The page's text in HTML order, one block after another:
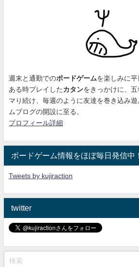
週末と通勤でのボードゲームを楽しみに平
ある時プレイした カタンをきっかけに、 五
マり続け 、毎週のように友達を巻き込み
ムブログの開設に至る。
プロフィール詳細
ボードゲーム情報をほぼ毎日発信中！
Tweets by kujiraction
twitter